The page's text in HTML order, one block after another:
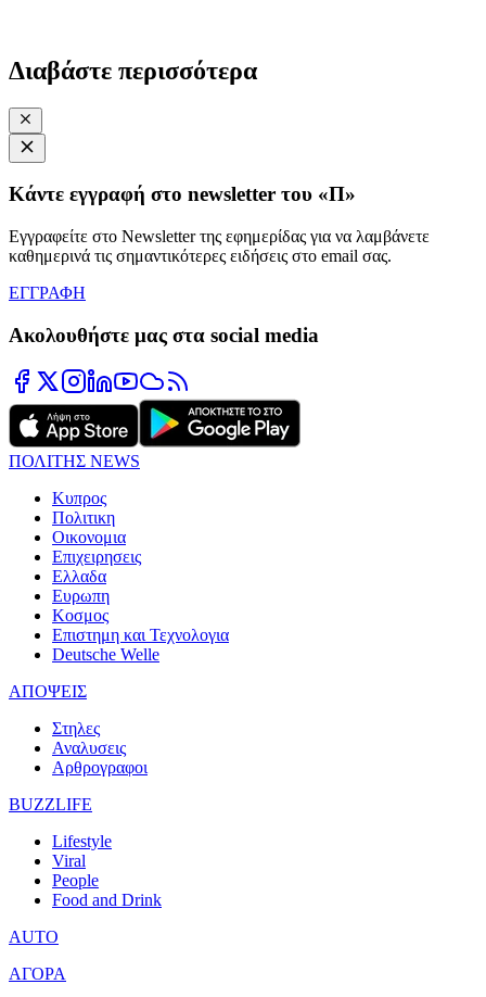
Διαβάστε περισσότερα
Κάντε εγγραφή στο newsletter του «Π»
Εγγραφείτε στο Newsletter της εφημερίδας για να λαμβάνετε
καθημερινά τις σημαντικότερες ειδήσεις στο email σας.
ΕΓΓΡΑΦΗ
Ακολουθήστε μας στα social media
ΠΟΛΙΤΗΣ NEWS
Κυπρος
Πολιτικη
Οικονομια
Επιχειρησεις
Ελλαδα
Ευρωπη
Κοσμος
Επιστημη και Τεχνολογια
Deutsche Welle
ΑΠΟΨΕΙΣ
Στηλες
Αναλυσεις
Αρθρογραφοι
BUZZLIFE
Lifestyle
Viral
People
Food and Drink
AUTO
ΑΓΟΡΑ